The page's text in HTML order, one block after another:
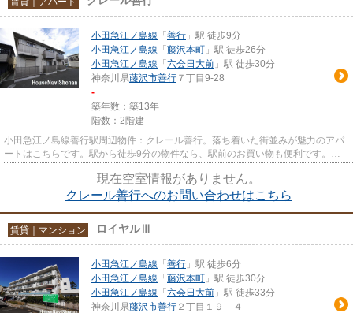
小田急江ノ島線 「 善行 」駅 徒歩9分
小田急江ノ島線 「 藤沢本町 」駅 徒歩26分
小田急江ノ島線 「 六会日大前 」駅 徒歩30分
神奈川県藤沢市善行 ７丁目9-28
-
築年数：築13年
階数：2階建
小田急江ノ島線善行駅周辺物件：クレール善行。落ち着いた街並みが魅力のアパ
ートはこちらです。駅から徒歩9分の物件なら、駅前のお買い物も便利です。こ
現在空室情報がありません。
クレール善行へのお問い合わせはこちら
賃貸｜マンション ロイヤルⅢ
小田急江ノ島線 「 善行 」駅 徒歩6分
小田急江ノ島線 「 藤沢本町 」駅 徒歩30分
小田急江ノ島線 「 六会日大前 」駅 徒歩33分
神奈川県藤沢市善行 ２丁目１９－４